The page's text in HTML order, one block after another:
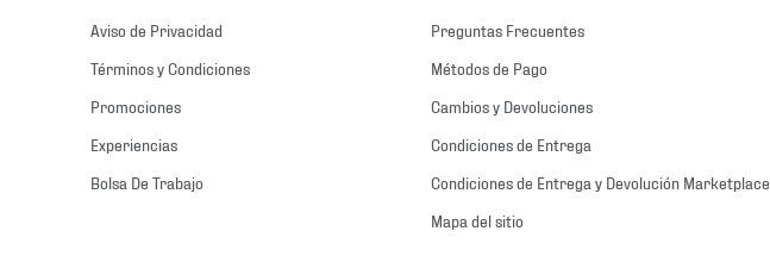
Aviso de Privacidad
Términos y Condiciones
Promociones
Experiencias
Bolsa De Trabajo
Preguntas Frecuentes
Métodos de Pago
Cambios y Devoluciones
Condiciones de Entrega
Condiciones de Entrega y Devolución Marketplace
Mapa del sitio